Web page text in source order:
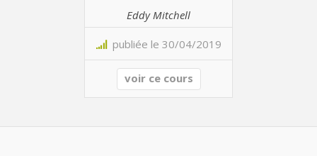
Eddy Mitchell
publiée le 30/04/2019
voir ce cours